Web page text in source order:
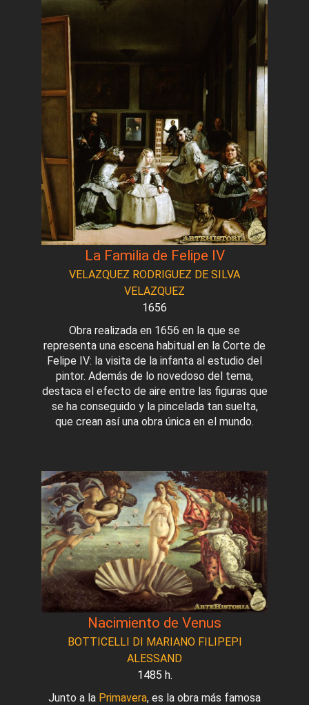
La Familia de Felipe IV
VELAZQUEZ RODRIGUEZ DE SILVA
VELAZQUEZ
1656
Obra realizada en 1656 en la que se
representa una escena habitual en la Corte de
Felipe IV: la visita de la infanta al estudio del
pintor. Además de lo novedoso del tema,
destaca el efecto de aire entre las figuras que
se ha conseguido y la pincelada tan suelta,
que crean así una obra única en el mundo.
Nacimiento de Venus
BOTTICELLI DI MARIANO FILIPEPI
ALESSAND
1485 h.
Junto a la Primavera, es la obra más famosa